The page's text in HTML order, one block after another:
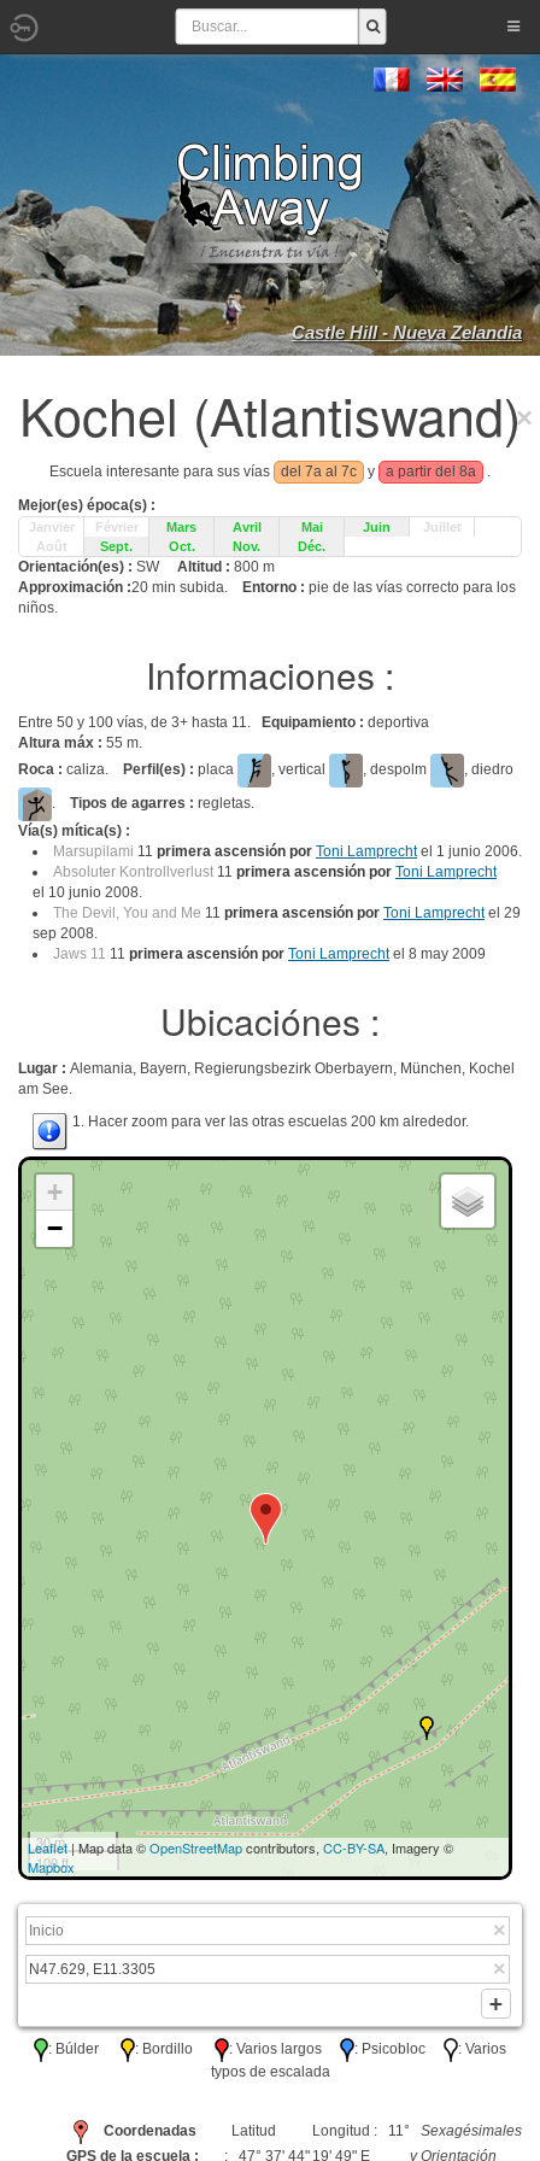
Castle Hill - Nueva Zelandia
Kochel (Atlantiswand)
Escuela interesante para sus vías del 7a al 7c y a partir del 8a
.
Mejor(es) época(s) :
Janvier Février Mars Avril Mai Juin
Juillet
Août
Sept. Oct. Nov. Déc.
Orientación(es) : SW Altitud : 800 m
Approximación :20 min subida. Entorno : pie de las vías correcto para los
niños.
Informaciones :
Entre 50 y 100 vías, de 3+ hasta 11. Equipamiento : deportiva
Altura máx : 55 m.
Roca : caliza. Perfil(es) : placa , vertical , despolm
, diedro
. Tipos de agarres : regletas.
Vía(s) mítica(s) :
Marsupilami 11 primera ascensión por Toni Lamprechtel 1 junio 2006.
Absoluter Kontrollverlust 11 primera ascensión por Toni Lamprecht
el 10 junio 2008.
The Devil, You and Me 11 primera ascensión por Toni Lamprechtel 29
sep 2008.
Jaws 11 11 primera ascensión por Toni Lamprechtel 8 may 2009
Ubicaciónes :
Lugar : Alemania, Bayern, Regierungsbezirk Oberbayern, München, Kochel
am See.
1. Hacer zoom para ver las otras escuelas 200 km alrededor.
+
−
30 m
100 ft
Leaflet| Map data ©OpenStreetMapcontributors, CC-BY-SA, Imagery ©
Mapbox
: Búlder : Bordillo : Varios largos : Psicobloc
: Varios
typos de escalada
Coordenadas
GPS de la escuela :
Latitud
: 47° 37' 44"
Longitud : 11°
19' 49" E
Sexagésimales
y Orientación